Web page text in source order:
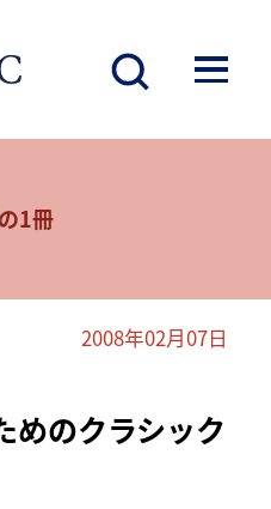
1冊
2008年02月07日
めのクラシック